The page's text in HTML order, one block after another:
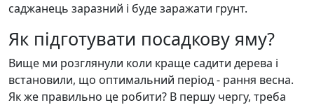
саджанець заразний і буде заражати грунт.
Як підготувати посадкову яму?
Вище ми розглянули коли краще садити дерева і
встановили, що оптимальний період - рання весна.
Як же правильно це робити? В першу чергу, треба